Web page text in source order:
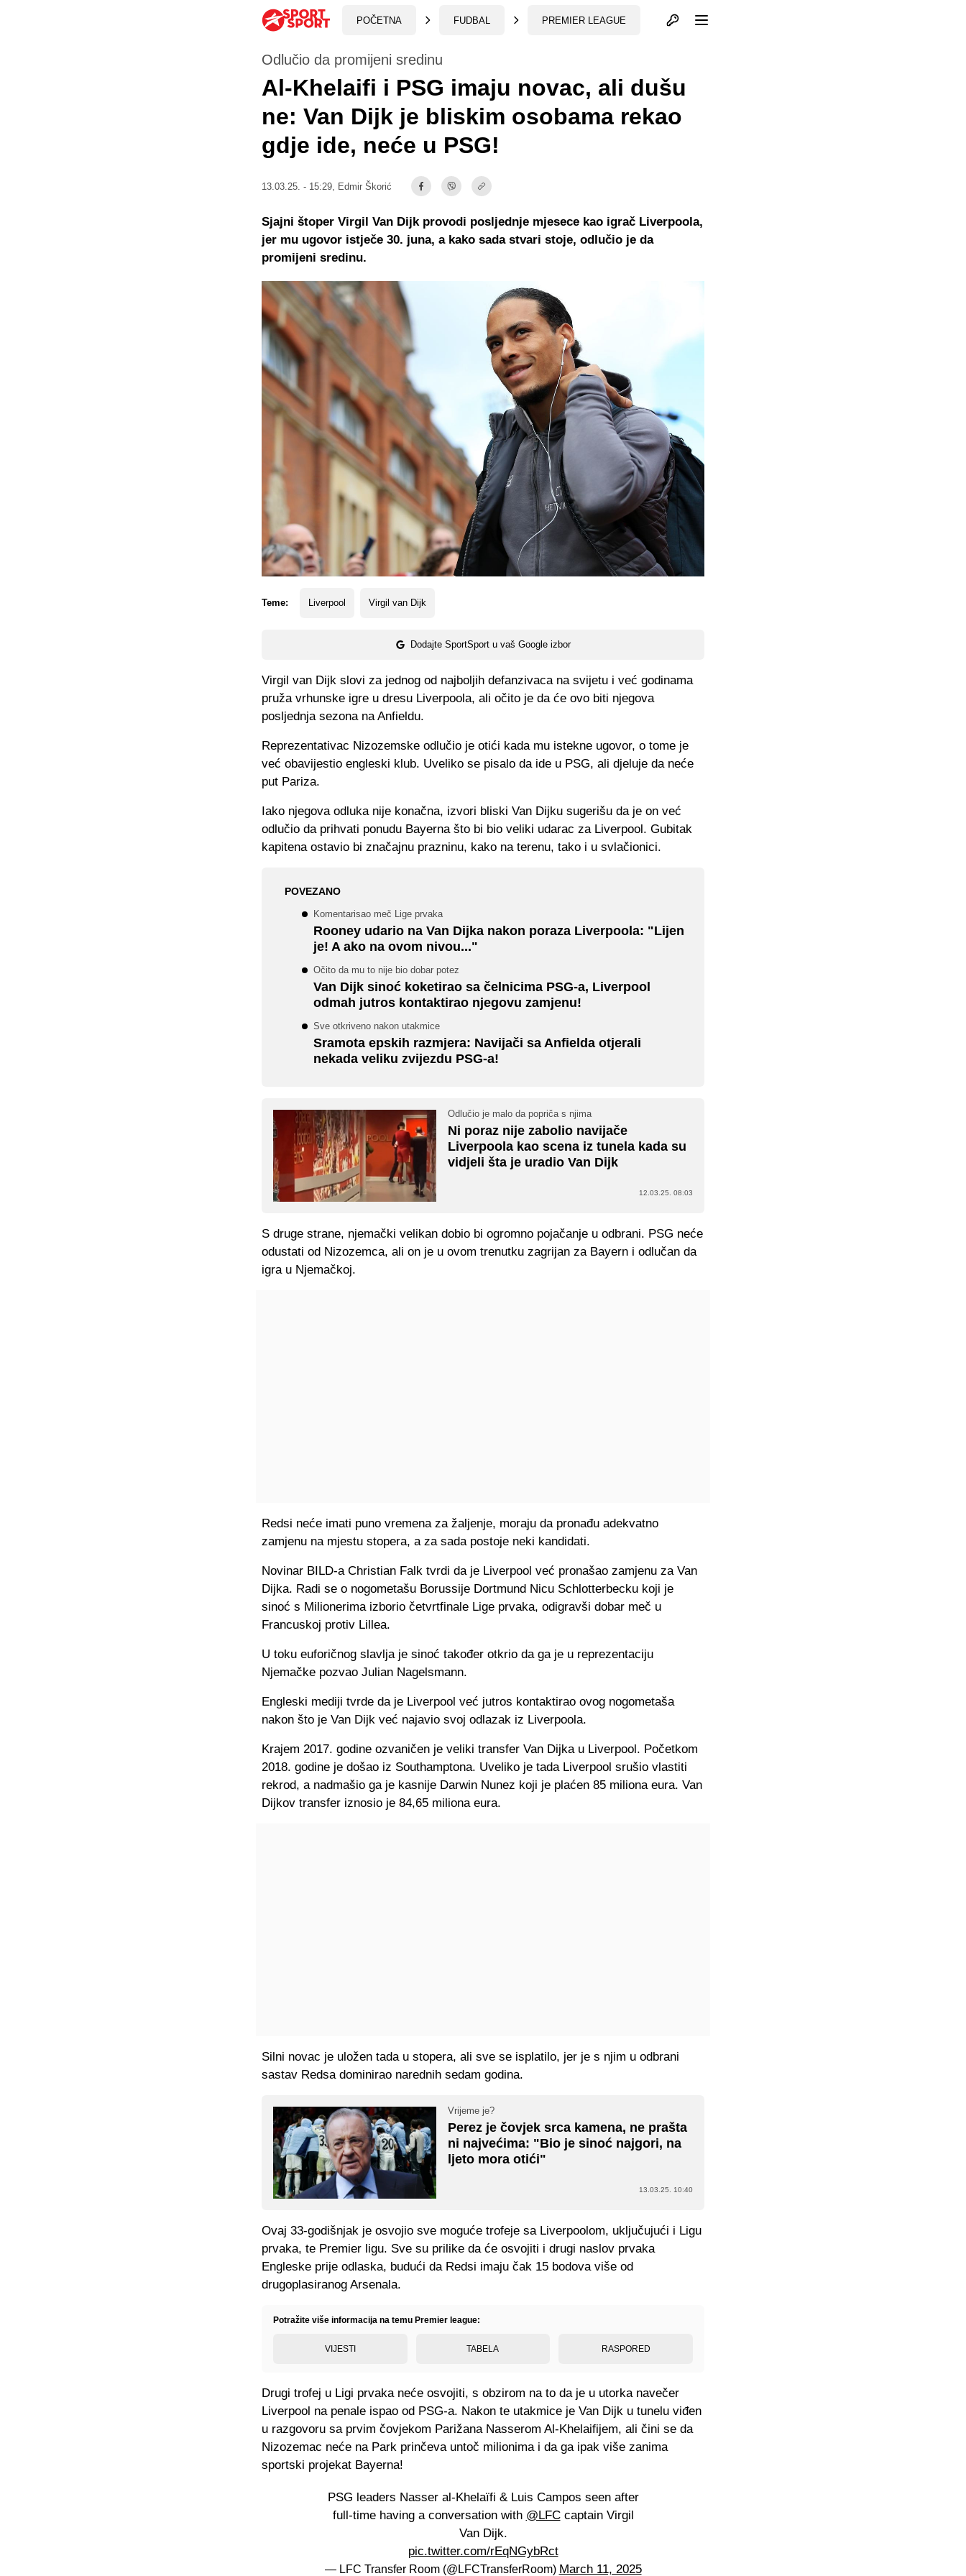
POČETNA FUDBAL PREMIER LEAGUE Otvori profil
Odlučio da promijeni sredinu
Al-Khelaifi i PSG imaju novac, ali dušu
ne: Van Dijk je bliskim osobama rekao
gdje ide, neće u PSG!
13.03.25. - 15:29, Edmir Škorić
Teme: Liverpool Virgil van Dijk
Dodajte SportSport u vaš Google izbor
Sjajni štoper Virgil Van Dijk provodi posljednje mjesece kao igrač Liverpoola,
jer mu ugovor istječe 30. juna, a kako sada stvari stoje, odlučio je da
promijeni sredinu.
Virgil van Dijk slovi za jednog od najboljih defanzivaca na svijetu i već godinama
pruža vrhunske igre u dresu Liverpoola, ali očito je da će ovo biti njegova
posljednja sezona na Anfieldu.
Reprezentativac Nizozemske odlučio je otići kada mu istekne ugovor, o tome je
već obavijestio engleski klub. Uveliko se pisalo da ide u PSG, ali djeluje da neće
put Pariza.
Iako njegova odluka nije konačna, izvori bliski Van Dijku sugerišu da je on već
odlučio da prihvati ponudu Bayerna što bi bio veliki udarac za Liverpool. Gubitak
kapitena ostavio bi značajnu prazninu, kako na terenu, tako i u svlačionici.
POVEZANO
Komentarisao meč Lige prvaka
Rooney udario na Van Dijka nakon poraza Liverpoola: "Lijen
je! A ako na ovom nivou..."
Očito da mu to nije bio dobar potez
Van Dijk sinoć koketirao sa čelnicima PSG-a, Liverpool
odmah jutros kontaktirao njegovu zamjenu!
Sve otkriveno nakon utakmice
Sramota epskih razmjera: Navijači sa Anfielda otjerali
nekada veliku zvijezdu PSG-a!
Odlučio je malo da popriča s njima
Ni poraz nije zabolio navijače
Liverpoola kao scena iz tunela kada su
vidjeli šta je uradio Van Dijk
12.03.25. 08:03
S druge strane, njemački velikan dobio bi ogromno pojačanje u odbrani. PSG neće
odustati od Nizozemca, ali on je u ovom trenutku zagrijan za Bayern i odlučan da
igra u Njemačkoj.
Redsi neće imati puno vremena za žaljenje, moraju da pronađu adekvatno
zamjenu na mjestu stopera, a za sada postoje neki kandidati.
Novinar BILD-a Christian Falk tvrdi da je Liverpool već pronašao zamjenu za Van
Dijka. Radi se o nogometašu Borussije Dortmund Nicu Schlotterbecku koji je
sinoć s Milionerima izborio četvrtfinale Lige prvaka, odigravši dobar meč u
Francuskoj protiv Lillea.
U toku euforičnog slavlja je sinoć također otkrio da ga je u reprezentaciju
Njemačke pozvao Julian Nagelsmann.
Engleski mediji tvrde da je Liverpool već jutros kontaktirao ovog nogometaša
nakon što je Van Dijk već najavio svoj odlazak iz Liverpoola.
Krajem 2017. godine ozvaničen je veliki transfer Van Dijka u Liverpool. Početkom
2018. godine je došao iz Southamptona. Uveliko je tada Liverpool srušio vlastiti
rekrod, a nadmašio ga je kasnije Darwin Nunez koji je plaćen 85 miliona eura. Van
Dijkov transfer iznosio je 84,65 miliona eura.
Silni novac je uložen tada u stopera, ali sve se isplatilo, jer je s njim u odbrani
sastav Redsa dominirao narednih sedam godina.
Vrijeme je?
Perez je čovjek srca kamena, ne prašta
ni najvećima: "Bio je sinoć najgori, na
ljeto mora otići"
13.03.25. 10:40
Ovaj 33-godišnjak je osvojio sve moguće trofeje sa Liverpoolom, uključujući i Ligu
prvaka, te Premier ligu. Sve su prilike da će osvojiti i drugi naslov prvaka
Engleske prije odlaska, budući da Redsi imaju čak 15 bodova više od
drugoplasiranog Arsenala.
Potražite više informacija na temu Premier league:
VIJESTI TABELA RASPORED
Drugi trofej u Ligi prvaka neće osvojiti, s obzirom na to da je u utorka navečer
Liverpool na penale ispao od PSG-a. Nakon te utakmice je Van Dijk u tunelu viđen
u razgovoru sa prvim čovjekom Parižana Nasserom Al-Khelaifijem, ali čini se da
Nizozemac neće na Park prinčeva untoč milionima i da ga ipak više zanima
sportski projekat Bayerna!
PSG leaders Nasser al-Khelaïfi & Luis Campos seen after
full-time having a conversation with @LFCcaptain Virgil
Van Dijk.
pic.twitter.com/rEqNGybRct
— LFC Transfer Room (@LFCTransferRoom) March 11, 2025